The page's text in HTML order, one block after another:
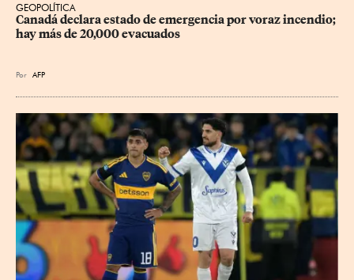
GEOPOLÍTICA
Canadá declara estado de emergencia por voraz incendio;
hay más de 20,000 evacuados
Por AFP